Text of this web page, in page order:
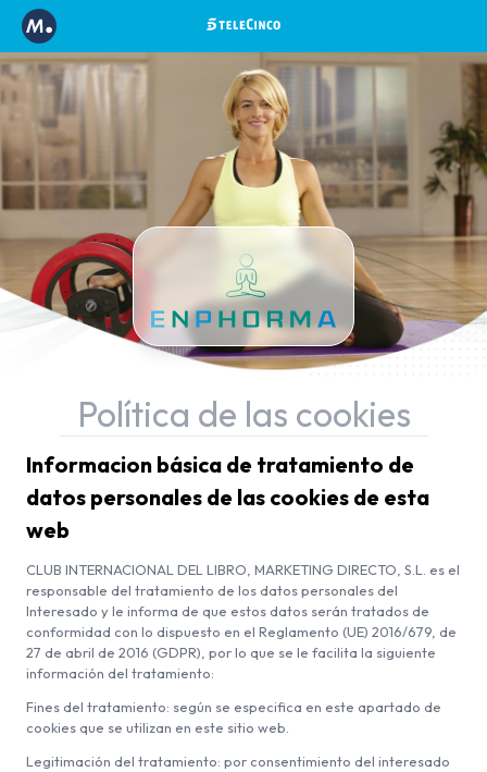
Política de las cookies
Informacion básica de tratamiento de
datos personales de las cookies de esta
web
CLUB INTERNACIONAL DEL LIBRO, MARKETING DIRECTO, S.L. es el
responsable del tratamiento de los datos personales del
Interesado y le informa de que estos datos serán tratados de
conformidad con lo dispuesto en el Reglamento (UE) 2016/679, de
27 de abril de 2016 (GDPR), por lo que se le facilita la siguiente
información del tratamiento:
Fines del tratamiento: según se especifica en este apartado de
cookies que se utilizan en este sitio web.
Legitimación del tratamiento: por consentimiento del interesado